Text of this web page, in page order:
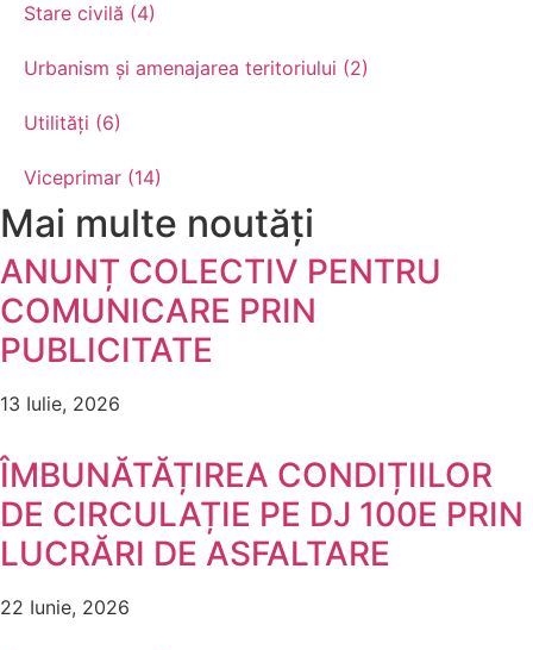
Stare civilă (4)
Urbanism și amenajarea teritoriului (2)
Utilități (6)
Viceprimar (14)
Mai multe noutăți
ANUNȚ COLECTIV PENTRU
COMUNICARE PRIN
PUBLICITATE
13 Iulie, 2026
ÎMBUNĂTĂȚIREA CONDIȚIILOR
DE CIRCULAȚIE PE DJ 100E PRIN
LUCRĂRI DE ASFALTARE
22 Iunie, 2026